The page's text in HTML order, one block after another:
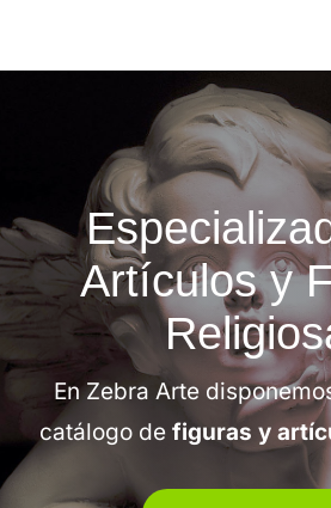
Artículos y
En Zebra Arte
catálogo defiguras y